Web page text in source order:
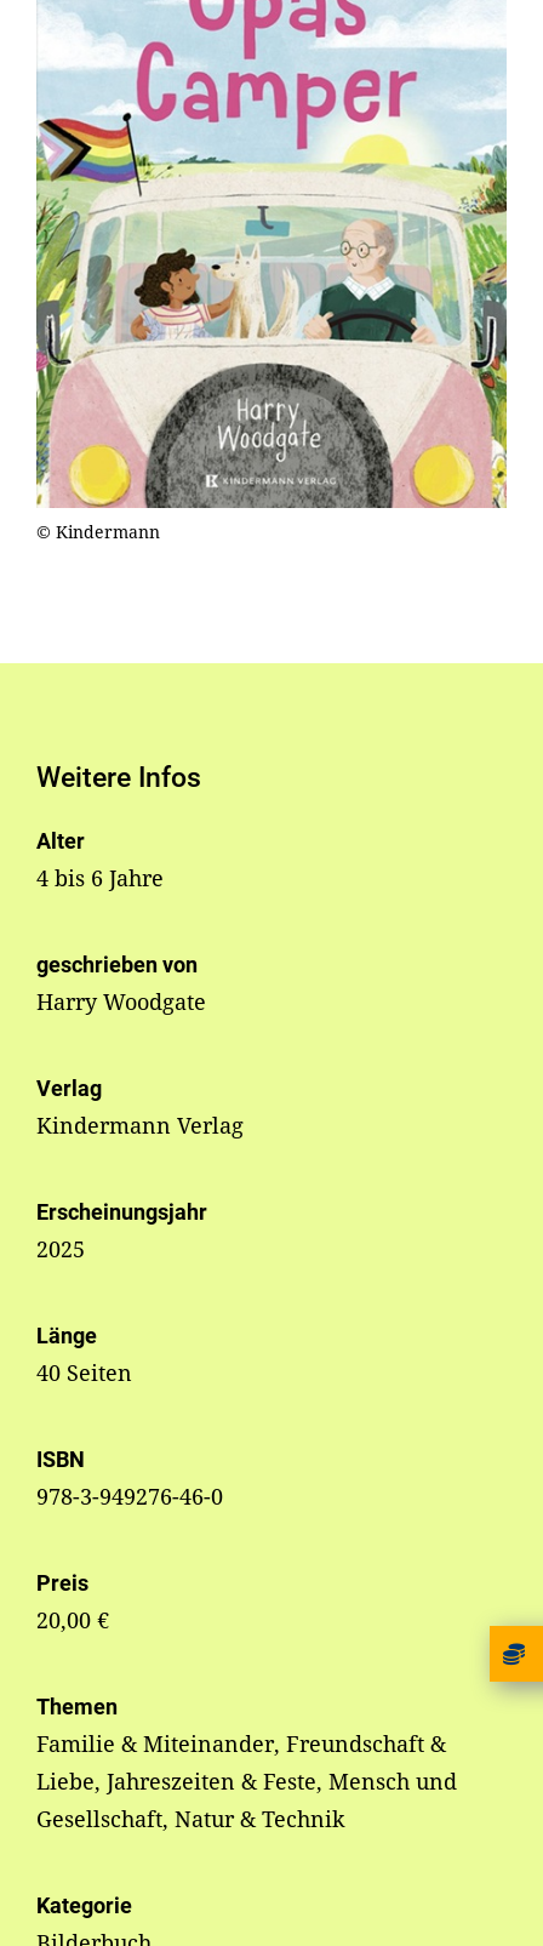
© Kindermann
Weitere Infos
Alter
4 bis 6 Jahre
geschrieben von
Harry Woodgate
Verlag
Kindermann Verlag
Erscheinungsjahr
2025
Länge
40 Seiten
ISBN
978-3-949276-46-0
Preis
20,00 €
Themen
Familie & Miteinander, Freundschaft &
Liebe, Jahreszeiten & Feste, Mensch und
Gesellschaft, Natur & Technik
Kategorie